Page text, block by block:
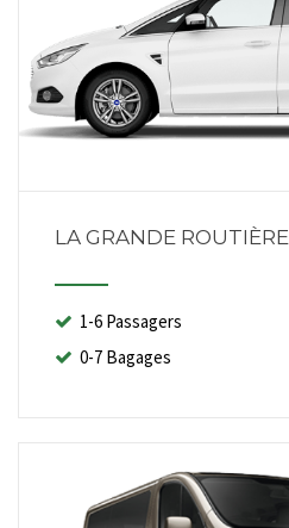
LA GRANDE ROUTIÈRE
1-6 Passagers
0-7 Bagages